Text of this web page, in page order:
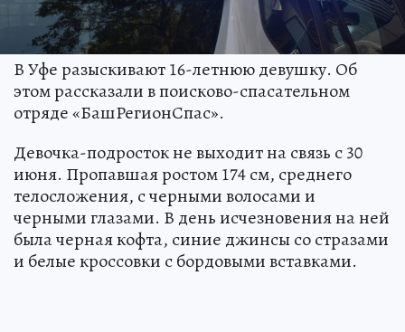
В Уфе разыскивают 16-летнюю девушку. Об
этом рассказали в поисково-спасательном
отряде «БашРегионСпас».
Девочка-подросток не выходит на связь с 30
июня. Пропавшая ростом 174 см, среднего
телосложения, с черными волосами и
черными глазами. В день исчезновения на ней
была черная кофта, синие джинсы со стразами
и белые кроссовки с бордовыми вставками.